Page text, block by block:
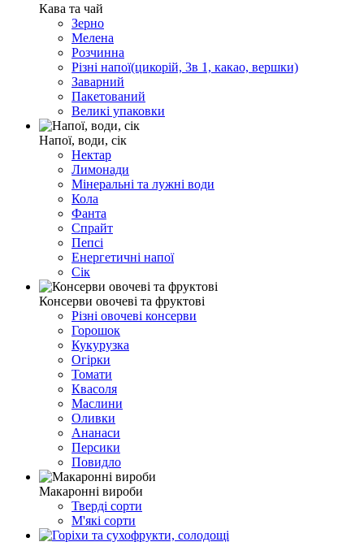
Кава та чай
Зерно
Мелена
Розчинна
Різні напої(цикорій, 3в 1, какао, вершки)
Заварний
Пакетований
Великі упаковки
Напої, води, сік
Нектар
Лимонади
Мінеральні та лужні води
Кола
Фанта
Спрайт
Пепсі
Енергетичні напої
Сік
Консерви овочеві та фруктові
Різні овочеві консерви
Горошок
Кукурузка
Огірки
Томати
Квасоля
Маслини
Оливки
Ананаси
Персики
Повидло
Макаронні вироби
Тверді сорти
М'які сорти